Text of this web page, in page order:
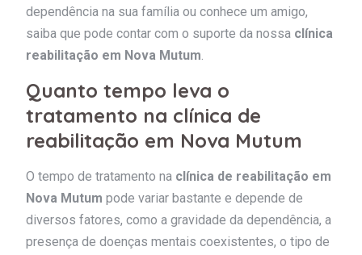
dependência na sua família ou conhece um amigo,
saiba que pode contar com o suporte da nossa clínica
reabilitação em Nova Mutum.
Quanto tempo leva o
tratamento na clínica de
reabilitação em Nova Mutum
O tempo de tratamento na clínica de reabilitação em
Nova Mutum pode variar bastante e depende de
diversos fatores, como a gravidade da dependência, a
presença de doenças mentais coexistentes, o tipo de